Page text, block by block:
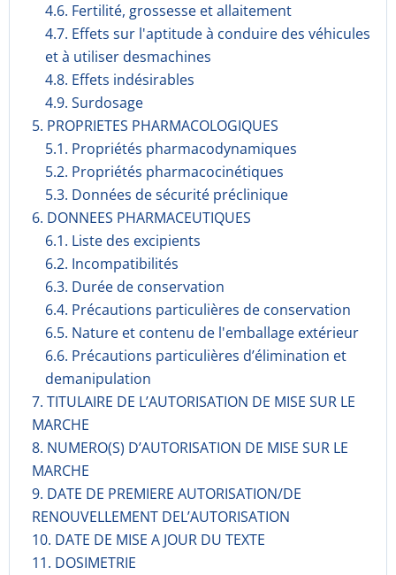
4.6. Fertilité, grossesse et allaitement
4.7. Effets sur l'aptitude à conduire des véhicules
et à utiliser desmachines
4.8. Effets indésirables
4.9. Surdosage
5. PROPRIETES PHARMACOLOGIQUES
5.1. Propriétés pharmacodynami­ques
5.2. Propriétés pharmacocinéti­ques
5.3. Données de sécurité préclinique
6. DONNEES PHARMACEUTIQUES
6.1. Liste des excipients
6.2. Incompati­bilités
6.3. Durée de conservation
6.4. Précautions particulières de conservation
6.5. Nature et contenu de l'emballage extérieur
6.6. Précautions particulières d’élimination et
demanipulation
7. TITULAIRE DE L’AUTORISATION DE MISE SUR LE
MARCHE
8. NUMERO(S) D’AUTORISATION DE MISE SUR LE
MARCHE
9. DATE DE PREMIERE AUTORISATION/DE
RENOUVELLEMENT DEL’AUTORISATION
10. DATE DE MISE A JOUR DU TEXTE
11. DOSIMETRIE